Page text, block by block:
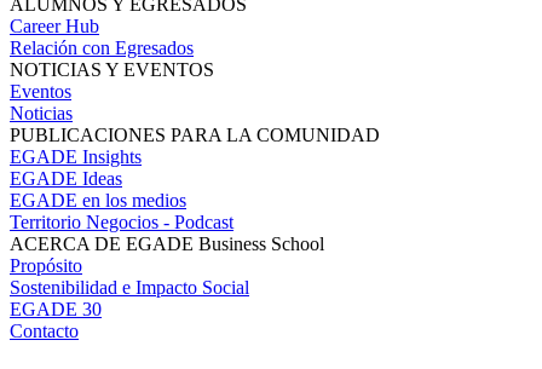
ALUMNOS Y EGRESADOS
Career Hub
Relación con Egresados
NOTICIAS Y EVENTOS
Eventos
Noticias
PUBLICACIONES PARA LA COMUNIDAD
EGADE Insights
EGADE Ideas
EGADE en los medios
Territorio Negocios - Podcast
ACERCA DE EGADE Business School
Propósito
Sostenibilidad e Impacto Social
EGADE 30
Contacto